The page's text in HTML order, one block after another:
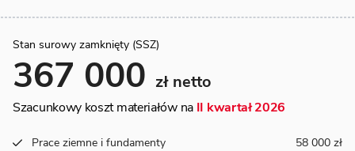
Stan surowy zamknięty (SSZ)
367 000 zł netto
Szacunkowy koszt materiałów na II kwartał 2026
Prace ziemne i fundamenty
58 000 zł